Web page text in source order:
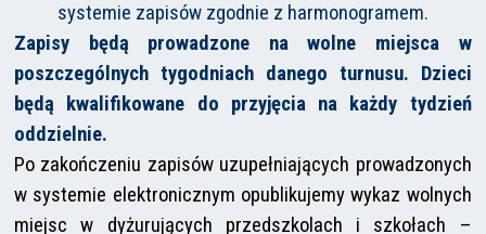
systemie zapisów zgodnie z harmonogramem.
Zapisy będą prowadzone na wolne miejsca w
poszczególnych tygodniach danego turnusu. Dzieci
będą kwalifikowane do przyjęcia na każdy tydzień
oddzielnie.
Po zakończeniu zapisów uzupełniających prowadzonych
w systemie elektronicznym opublikujemy wykaz wolnych
miejsc w dyżurujących przedszkolach i szkołach –